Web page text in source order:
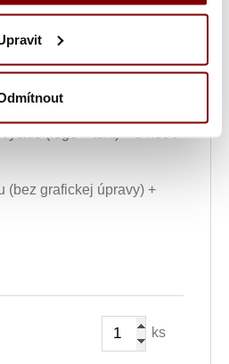
(bez grafickej úpravy) +
ks